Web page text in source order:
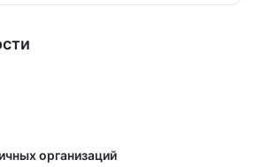
организаций